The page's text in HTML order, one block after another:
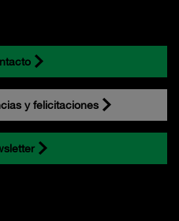
y felicitaciones